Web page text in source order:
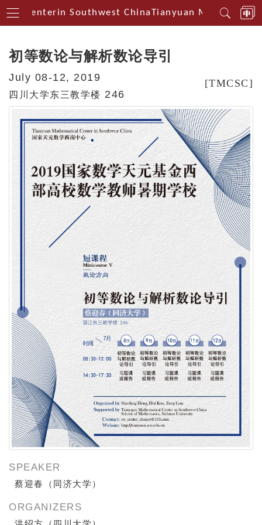
Centerin Southwest ChinaTianyuan
初等数论与解析数论导引
[TMCSC]
July 08-12, 2019
四川大学东三教学楼 246
SPEAKER
蔡迎春（同济大学）
ORGANIZERS